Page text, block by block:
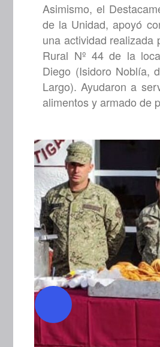
Asimismo, el
de la Unidad, apoyó
una actividad realizada
Rural Nº 44 de la
Diego (Isidoro Noblía,
Largo). Ayudaron a
alimentos y armado de